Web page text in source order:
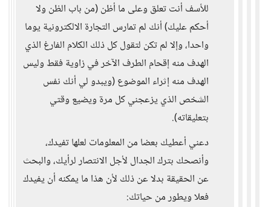
للأسف أنت تعلق وعلى ما أظن (من باب الظن ولا
أحكم عليك) أنك لم تمارس التجارة الالكترونية يوما
واحدا، وإلا لم تكن لتقول كل ذلك الكلام الفارغ الذي
الهدف منه إقحام الطرف الآخر في زاوية فقط وليس
الهدف منه إثراء الموضوع (ويبدو لي أنك نفس
الشخص الذي يزعجني كل مرة ويضيع وقتي
بتعليقاته).
دعني أعطيك بعضا من المعلومات لعلها تفيدك،
وأنصحك بترك الجدال لأجل الانتصار لرأيك، والبحث
عن الحقيقة بدلا عن ذلك لأن هذا ما يمكنه أن يفيدك
فعلا ويطور من حياتك: